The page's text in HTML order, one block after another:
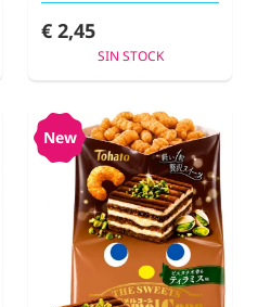
€ 2,45
SIN STOCK
New